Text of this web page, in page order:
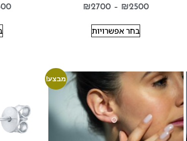
₪2500
–
₪2700
בחר אפשרויות
מבצע!